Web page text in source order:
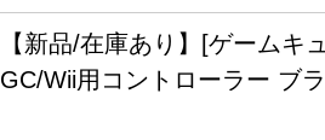
【新品/在庫あり】[ゲームキ
GC/Wii用コントローラー ブ